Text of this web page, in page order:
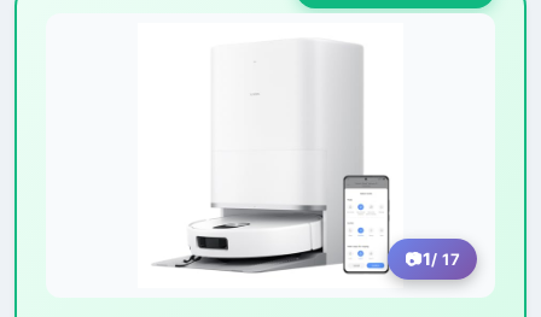
1/ 17